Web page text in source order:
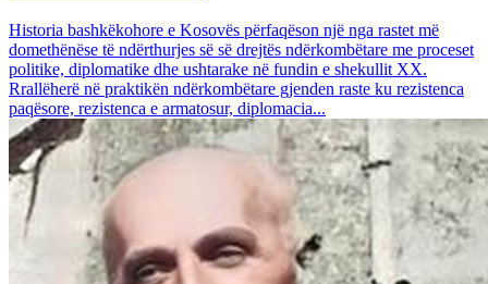
Historia bashkëkohore e Kosovës përfaqëson një nga rastet më
domethënëse të ndërthurjes së së drejtës ndërkombëtare me proceset
politike, diplomatike dhe ushtarake në fundin e shekullit XX.
Rrallëherë në praktikën ndërkombëtare gjenden raste ku rezistenca
paqësore, rezistenca e armatosur, diplomacia...